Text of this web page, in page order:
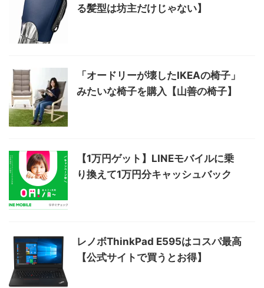
る髪型は坊主だけじゃない】
「オードリーが壊したIKEAの椅子」
みたいな椅子を購入【山善の椅子】
【1万円ゲット】LINEモバイルに乗
り換えて1万円分キャッシュバック
レノボThinkPad E595はコスパ最高
【公式サイトで買うとお得】